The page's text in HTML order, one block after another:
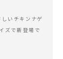
いチキンナゲ
ズで新登場で